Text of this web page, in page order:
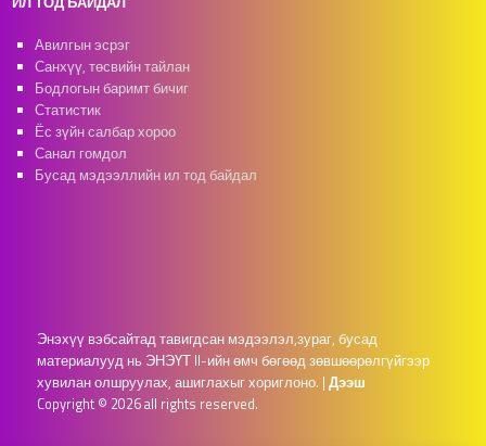
Авилгын эсрэг
Санхүү, төсвийн тайлан
Бодлогын баримт бичиг
Статистик
Ёс зүйн салбар хороо
Санал гомдол
Бусад мэдээллийн ил тод байдал
Энэхүү вэбсайтад тавигдсан мэдээлэл,зураг, бусад
материалууд нь ЭНЭҮТ II-ийн өмч бөгөөд зөвшөөрөлгүйгээр
хувилан олшруулах, ашиглахыг хориглоно. | Дээш
Copyright © 2026 all rights reserved.